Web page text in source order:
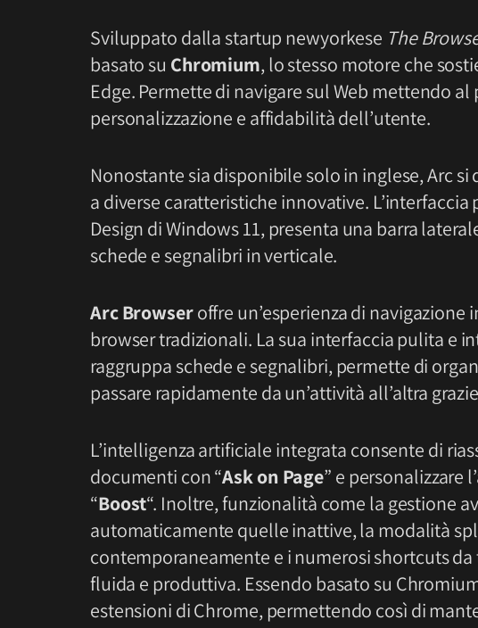
Sviluppato dalla startup newyorkese The
basato su Chromium, lo stesso motore che
Edge. Permette di navigare sul Web mettendo
personalizzazione e affidabilità dell’utente.
Nonostante sia disponibile solo in inglese, Arc
a diverse caratteristiche innovative.
Design di Windows 11, presenta una barra
schede e segnalibri in verticale.
Arc Browseroffre un’esperienza di
browser tradizionali. La sua interfaccia pulita e
raggruppa schede e segnalibri, permette di
passare rapidamente da un’attività all’altra
L’intelligenza artificiale integrata consente di
documenti con “Ask on Page” e personalizzare
“Boost“. Inoltre, funzionalità come la gestione
automaticamente quelle inattive, la modalità
contemporaneamente e i numerosi shortcuts
fluida e produttiva. Essendo basato su
estensioni di Chrome, permettendo così di